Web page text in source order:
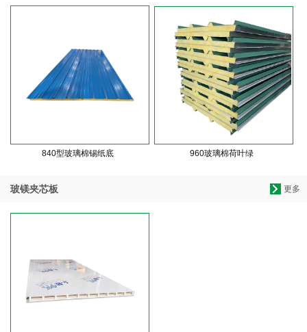
840型玻璃棉锡纸底 960玻璃棉荷叶绿
更多
玻镁夹芯板